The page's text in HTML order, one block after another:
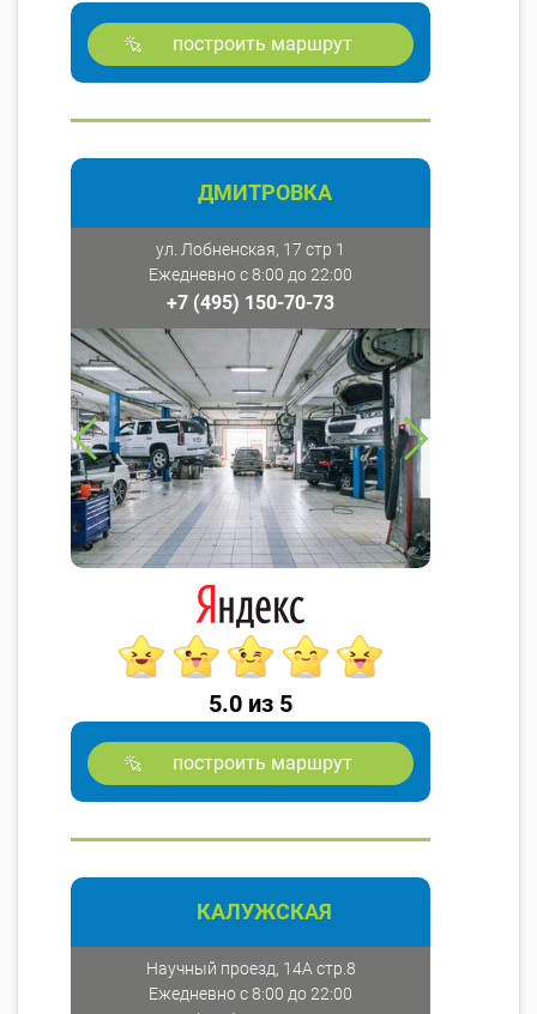
построить маршрут
ДМИТРОВКА
ул. Лобненская, 17 стр 1
Ежедневно с 8:00 до 22:00
+7 (495) 150-70-73
5.0 из 5
построить маршрут
КАЛУЖСКАЯ
Научный проезд, 14А стр.8
Ежедневно с 8:00 до 22:00